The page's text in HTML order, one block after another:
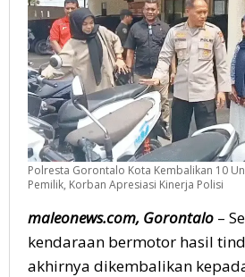
Polresta Gorontalo Kota Kembalikan 10
Pemilik, Korban Apresiasi Kinerja Polisi
maleonews.com, Gorontalo –
kendaraan bermotor hasil
akhirnya dikembalikan